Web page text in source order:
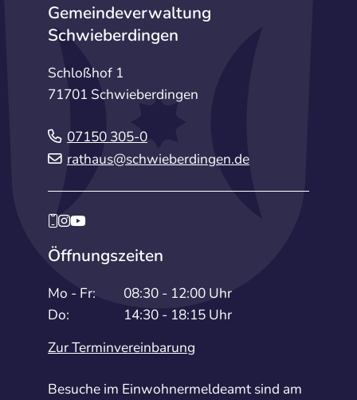
Gemeindeverwaltung
Schwieberdingen
Schloßhof 1
71701 Schwieberdingen
07150 305-0
rathaus@schwieberdingen.de
Öffnungszeiten
Mo - Fr:
08:30 - 12:00 Uhr
Do:
14:30 - 18:15 Uhr
Zur Terminvereinbarung
Besuche im Einwohnermeldeamt sind am